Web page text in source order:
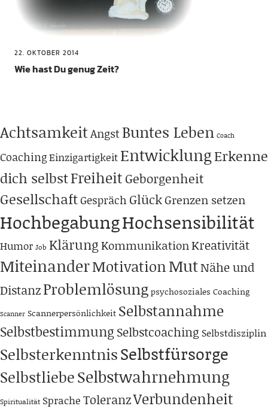
22. OKTOBER 2014
Wie hast Du genug Zeit?
AchtsamkeitAngstBuntes Leben Coach
CoachingEinzigartigkeit EntwicklungErkenne
dich selbstFreiheit Geborgenheit
GesellschaftGespräch GlückGrenzen setzen
HochbegabungHochsensibilität
Humor Job KlärungKommunikationKreativität
MiteinanderMotivationMutNähe und
DistanzProblemlösungpsychosoziales Coaching
Scanner Scannerpersönlichkeit Selbstannahme
Selbstbestimmung Selbstcoaching Selbstdisziplin
SelbsterkenntnisSelbstfürsorge
SelbstliebeSelbstwahrnehmung
Spiritualität Sprache ToleranzVerbundenheit